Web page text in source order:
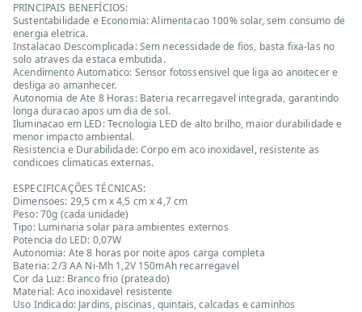
PRINCIPAIS BENEFÍCIOS:
Sustentabilidade e Economia: Alimentacao 100% solar, sem consumo de
energia eletrica.
Instalacao Descomplicada: Sem necessidade de fios, basta fixa-las no
solo atraves da estaca embutida.
Acendimento Automatico: Sensor fotossensivel que liga ao anoitecer e
desliga ao amanhecer.
Autonomia de Ate 8 Horas: Bateria recarregavel integrada, garantindo
longa duracao apos um dia de sol.
Iluminacao em LED: Tecnologia LED de alto brilho, maior durabilidade e
menor impacto ambiental.
Resistencia e Durabilidade: Corpo em aco inoxidavel, resistente as
condicoes climaticas externas.
ESPECIFICAÇÕES TÉCNICAS:
Dimensoes: 29,5 cm x 4,5 cm x 4,7 cm
Peso: 70g (cada unidade)
Tipo: Luminaria solar para ambientes externos
Potencia do LED: 0,07W
Autonomia: Ate 8 horas por noite apos carga completa
Bateria: 2/3 AA Ni-Mh 1,2V 150mAh recarregavel
Cor da Luz: Branco frio (prateado)
Material: Aco inoxidavel resistente
Uso Indicado: Jardins, piscinas, quintais, calcadas e caminhos